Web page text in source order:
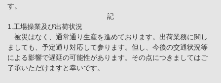
す。
記
1.工場操業及び出荷状況
被災はなく、通常通り生産を進めております。出荷業務に関し
ましても、予定通り対応して参ります。但し、今後の交通状況等
による影響で遅延の可能性があります。その点につきましてはご
了承いただけますと幸いです。